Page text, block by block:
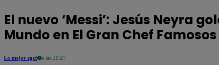
El nuevo ‘Messi’: Jesús Neyra
Mundo en El Gran Chef Famosos
Lo mejor egcf a las 20:27